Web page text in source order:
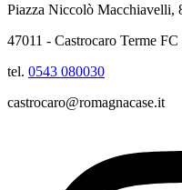
Piazza Niccolò Macchiavelli,
47011 - Castrocaro Terme FC
tel. 0543 080030
castrocaro@romagnacase.it